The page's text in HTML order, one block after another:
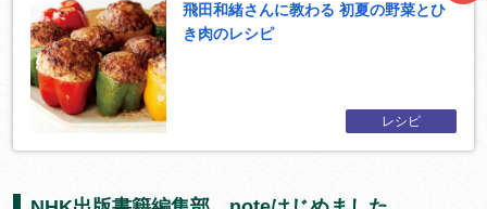
飛田和緒さんに教わる 初夏の野菜とひ
き肉のレシピ
レシピ